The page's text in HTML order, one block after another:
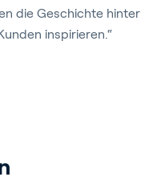
die Geschichte hinter
inspirieren.“